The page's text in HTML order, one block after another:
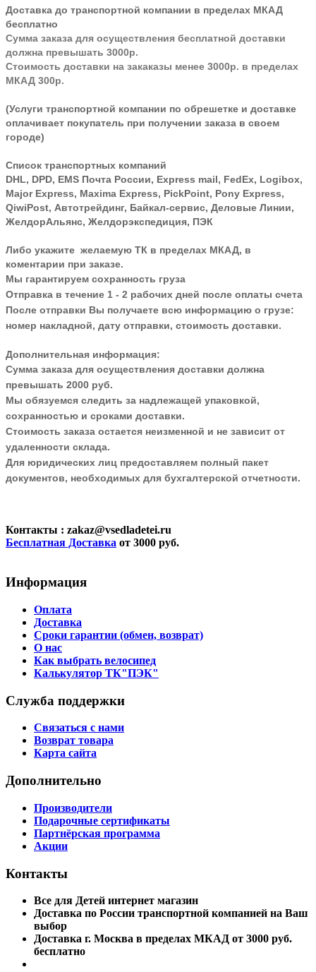
Доставка до транспортной компании в пределах МКАД
бесплатно
Сумма заказа для осуществления бесплатной доставки
должна превышать 3000р.
Стоимость доставки на закаказы менее 3000р. в пределах
МКАД 300р.
(Услуги транспортной компании по обрешетке и доставке
оплачивает покупатель при получении заказа в своем
городе)
Список транспортных компаний
DHL, DPD, EMS Почта России, Express mail, FedEx, Logibox,
Major Express, Maxima Express, PickPoint, Pony Express,
QiwiPost, Автотрейдинг, Байкал-сервис, Деловые Линии,
ЖелдорАльянс, Желдорэкспедиция, ПЭК
Либо укажите желаемую ТК в пределах МКАД, в
коментарии при заказе.
Мы гарантируем сохранность груза
Отправка в течение 1 - 2 рабочих дней после оплаты счета
После отправки Вы получаете всю информацию о грузе:
номер накладной, дату отправки, стоимость доставки.
Дополнительная информация:
Сумма заказа для осуществления доставки должна
превышать 2000 руб.
Мы обязуемся следить за надлежащей упаковкой,
сохранностью и сроками доставки.
Стоимость заказа остается неизменной и не зависит от
удаленности склада.
Для юридических лиц предоставляем полный пакет
документов, необходимых для бухгалтерской отчетности.
Контакты : zakaz@vsedladetei.ru
Бесплатная Доставка от 3000 руб.
Информация
Оплата
Доставка
Сроки гарантии (обмен, возврат)
О нас
Как выбрать велосипед
Калькулятор ТК"ПЭК"
Служба поддержки
Связаться с нами
Возврат товара
Карта сайта
Дополнительно
Производители
Подарочные сертификаты
Партнёрская программа
Акции
Контакты
Все для Детей интернет магазин
Доставка по России транспортной компанией на Ваш
выбор
Доставка г. Москва в пределах МКАД от 3000 руб.
бесплатно